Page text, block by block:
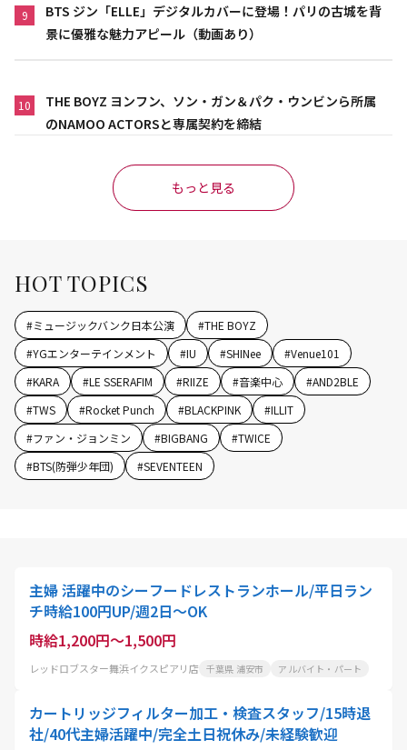
9
BTS ジン「ELLE」デジタルカバーに登場！パリの古城を背
景に優雅な魅力アピール（動画あり）
10
THE BOYZ ヨンフン、ソン・ガン＆パク・ウンビンら所属
のNAMOO ACTORSと専属契約を締結
もっと見る
HOT TOPICS
#ミュージックバンク日本公演 #THE BOYZ
#YGエンターテインメント #IU #SHINee #Venue101
#KARA #LE SSERAFIM #RIIZE #音楽中心 #AND2BLE
#TWS #Rocket Punch #BLACKPINK #ILLIT
#ファン・ジョンミン #BIGBANG #TWICE
#BTS(防弾少年団) #SEVENTEEN
主婦 活躍中のシーフードレストランホール/平日ラン
チ時給100円UP/週2日〜OK
時給1,200円～1,500円
レッドロブスター舞浜イクスピアリ店 千葉県 浦安市 アルバイト・パート
カートリッジフィルター加工・検査スタッフ/15時退
社/40代主婦活躍中/完全土日祝休み/未経験歓迎